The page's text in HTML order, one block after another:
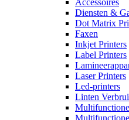
Diensten &
Dot Matrix
Faxen
Inkjet Printers
Label Printers
Laser Printers
Led-printers
Linten